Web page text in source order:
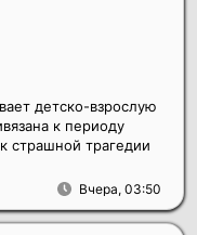
Вчера, 03:50
детско-взрослую
к периоду
страшной трагедии